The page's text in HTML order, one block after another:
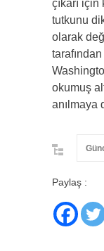
çıkarı
tutkunu
olarak
okumuş
anılmaya
Paylaş :